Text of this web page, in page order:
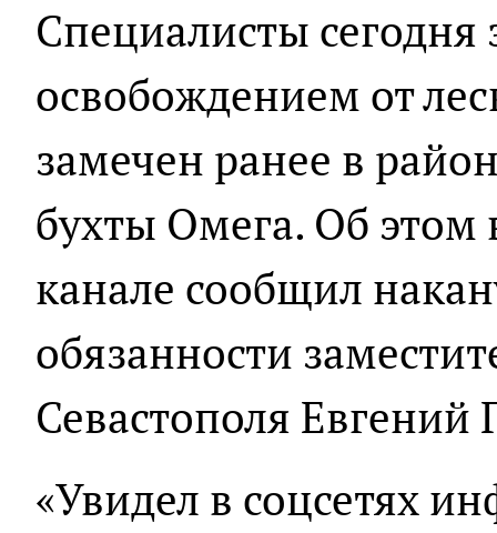
Специалисты сегодня
освобождением от
замечен ранее в
бухты Омега. Об этом
канале сообщил
обязанности
Севастополя Евгений
«Увидел в соцсетях